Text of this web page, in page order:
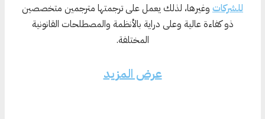
للشركات وغيرها، لذلك يعمل على ترجمتها مترجمين متخصصين
ذو كفاءة عالية وعلى دراية بالأنظمة والمصطلحات القانونية
المختلفة.
عرض المزيد